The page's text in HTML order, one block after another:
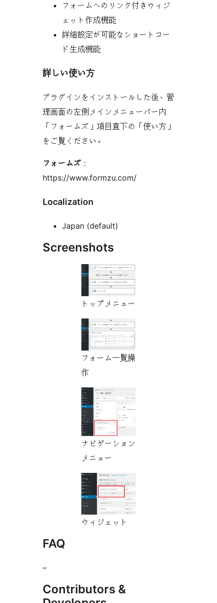
フォームへのリンク付きウィジ
ェット作成機能
詳細設定が可能なショートコー
ド生成機能
詳しい使い方
プラグインをインストールした後、管
理画面の左側メインメニューバー内
「フォームズ」項目直下の「使い方」
をご覧ください。
フォームズ :
https://www.formzu.com/
Localization
Japan (default)
Screenshots
トップメニュー
フォーム一覧操
作
ナビゲーション
メニュー
ウィジェット
FAQ
–
Contributors &